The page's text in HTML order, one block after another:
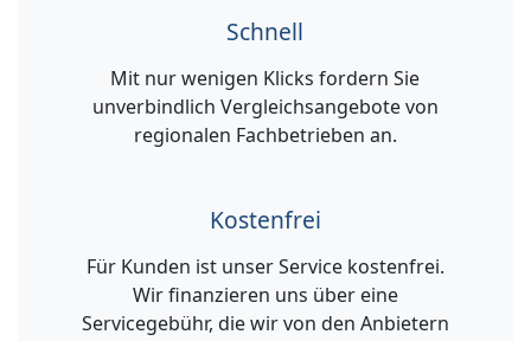
Schnell
Mit nur wenigen Klicks fordern Sie
unverbindlich Vergleichsangebote von
regionalen Fachbetrieben an.
Kostenfrei
Für Kunden ist unser Service kostenfrei.
Wir finanzieren uns über eine
Servicegebühr, die wir von den Anbietern